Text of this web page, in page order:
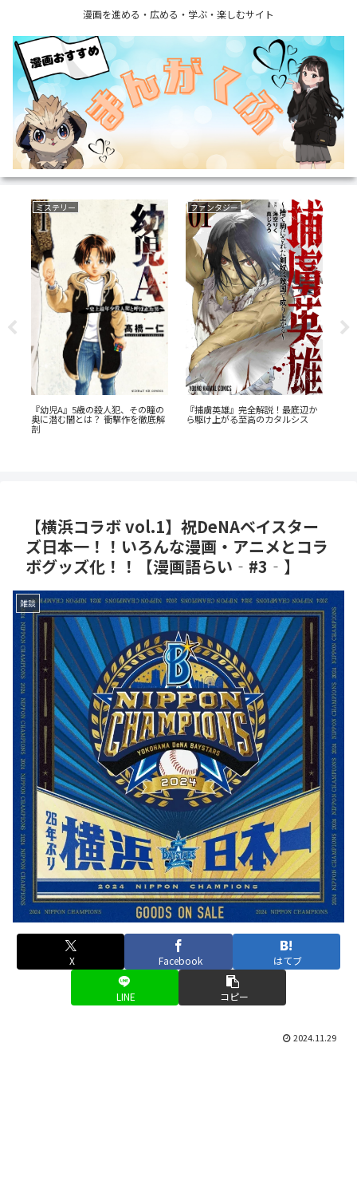
漫画を進める・広める・学ぶ・楽しむサイト
ミステリー
『幼児A』5歳の殺人犯、その瞳の
奥に潜む闇とは？ 衝撃作を徹底解
剖
ファンタジー
『捕虜英雄』完全解説！最底辺か
ら駆け上がる至高のカタルシス
【横浜コラボ vol.1】祝DeNAベイスター
ズ日本一！！いろんな漫画・アニメとコラ
ボグッズ化！！【漫画語らい‐#3‐】
雑談
X Facebook はてブ
LINE コピー
2024.11.29